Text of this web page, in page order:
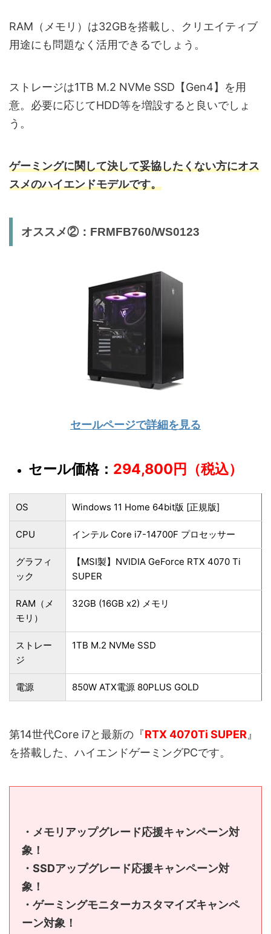
RAM（メモリ）は32GBを搭載し、クリエイティブ
用途にも問題なく活用できるでしょう。
ストレージは1TB M.2 NVMe SSD【Gen4】を用
意。必要に応じてHDD等を増設すると良いでしょ
う。
ゲーミングに関して決して妥協したくない方にオス
スメのハイエンドモデルです。
オススメ②：FRMFB760/WS0123
セールページで詳細を見る
セール価格： 294,800円（税込）
OS Windows 11 Home 64bit版 [正規版]
CPU インテル Core i7-14700F プロセッサー
グラフィ
ック
【MSI製】NVIDIA GeForce RTX 4070 Ti
SUPER
RAM（メ
モリ）
32GB (16GB x2) メモリ
ストレー
ジ
1TB M.2 NVMe SSD
電源 850W ATX電源 80PLUS GOLD
第14世代Core i7と最新の『RTX 4070Ti SUPER 』
を搭載した、ハイエンドゲーミングPCです。
・メモリアップグレード応援キャンペーン対
象！
・SSDアップグレード応援キャンペーン対
象！
・ゲーミングモニターカスタマイズキャンペ
ーン対象！